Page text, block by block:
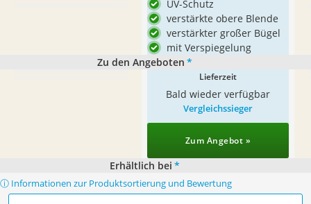
UV-Schutz
verstärkte obere Blende
verstärkter großer Bügel
mit Verspiegelung
Zu den Angeboten *
Lieferzeit
Bald wieder verfügbar
Vergleichssieger
Zum Angebot »
Erhältlich bei *
ⓘ Informationen zur Produktsortierung und Bewertung